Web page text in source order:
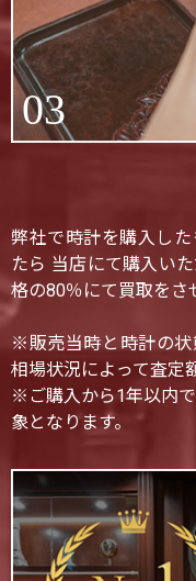
03
弊社で時計を購入し
たら 当店にて購入い
格の80％にて買取をさ
※販売当時と時計の状
相場状況によって査定
※ご購入から1年以内
象となります。